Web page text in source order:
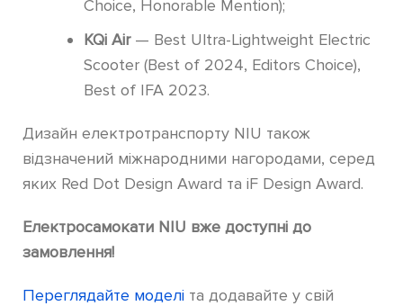
Choice, Honorable Mention);
KQi Air— Best Ultra-Lightweight Electric
Scooter (Best of 2024, Editors Choice),
Best of IFA 2023.
Дизайн електротранспорту NIU також
відзначений міжнародними нагородами, серед
яких Red Dot Design Award та iF Design Award.
Електросамокати NIU вже доступні до
замовлення!
Переглядайте моделі та додавайте у свій